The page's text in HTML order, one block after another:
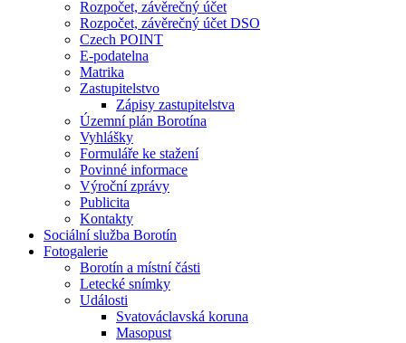
Rozpočet, závěrečný účet
Rozpočet, závěrečný účet DSO
Czech POINT
E-podatelna
Matrika
Zastupitelstvo
Zápisy zastupitelstva
Územní plán Borotína
Vyhlášky
Formuláře ke stažení
Povinné informace
Výroční zprávy
Publicita
Kontakty
Sociální služba Borotín
Fotogalerie
Borotín a místní části
Letecké snímky
Události
Svatováclavská koruna
Masopust